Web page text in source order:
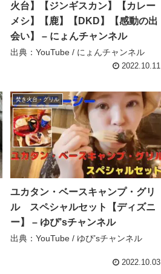
火台】【ジンギスカン】【カレー
メシ】【鹿】【DKD】【感動の出
会い】 – にょんチャンネル
出典：YouTube / にょんチャンネル
2022.10.11
焚き火台・グリル
ユカタン・ベースキャンプ・グリ
ル スペシャルセット【ディズニ
ー】 – ゆぴ’sチャンネル
出典：YouTube / ゆぴ’sチャンネル
2022.10.03